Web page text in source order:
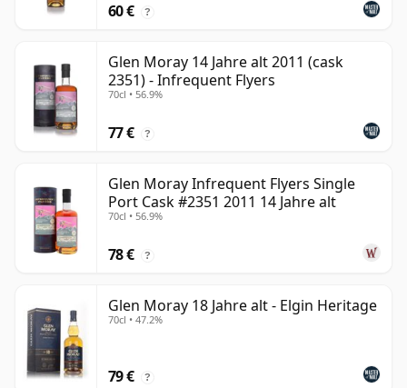
60 € ?
Glen Moray 14 Jahre alt 2011 (cask
2351) - Infrequent Flyers
70cl • 56.9%
77 € ?
Glen Moray Infrequent Flyers Single
Port Cask #2351 2011 14 Jahre alt
70cl • 56.9%
78 € ?
Glen Moray 18 Jahre alt - Elgin Heritage
70cl • 47.2%
79 € ?